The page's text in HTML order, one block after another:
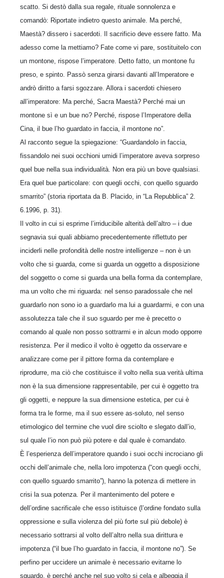
scatto. Si destò dalla sua regale, rituale sonnolenza e
comandò: Riportate indietro questo animale. Ma perché,
Maestà? dissero i sacerdoti. Il sacrificio deve essere fatto. Ma
adesso come la mettiamo? Fate come vi pare, sostituitelo con
un montone, rispose l’imperatore. Detto fatto, un montone fu
preso, e spinto. Passò senza girarsi davanti all’Imperatore e
andrò diritto a farsi sgozzare. Allora i sacerdoti chiesero
all’imperatore: Ma perché, Sacra Maestà? Perché mai un
montone sì e un bue no? Perché, rispose l’Imperatore della
Cina, il bue l’ho guardato in faccia, il montone no”.
Al racconto segue la spiegazione: “Guardandolo in faccia,
fissandolo nei suoi occhioni umidi l’imperatore aveva sorpreso
quel bue nella sua individualità. Non era più un bove qualsiasi.
Era quel bue particolare: con quegli occhi, con quello sguardo
smarrito” (storia riportata da B. Placido, in “La Repubblica” 2.
6.1996, p. 31).
Il volto in cui si esprime l’irriducibile alterità dell’altro – i due
segnavia sui quali abbiamo precedentemente riflettuto per
inciderli nelle profondità delle nostre intelligenze – non è un
volto che si guarda, come si guarda un oggetto a disposizione
del soggetto o come si guarda una bella forma da contemplare,
ma un volto che mi riguarda: nel senso paradossale che nel
guardarlo non sono io a guardarlo ma lui a guardarmi, e con una
assolutezza tale che il suo sguardo per me è precetto o
comando al quale non posso sottrarmi e in alcun modo opporre
resistenza. Per il medico il volto è oggetto da osservare e
analizzare come per il pittore forma da contemplare e
riprodurre, ma ciò che costituisce il volto nella sua verità ultima
non è la sua dimensione rappresentabile, per cui è oggetto tra
gli oggetti, e neppure la sua dimensione estetica, per cui è
forma tra le forme, ma il suo essere as-soluto, nel senso
etimologico del termine che vuol dire sciolto e slegato dall’io,
sul quale l’io non può più potere e dal quale è comandato.
È l’esperienza dell’imperatore quando i suoi occhi incrociano gli
occhi dell’animale che, nella loro impotenza (“con quegli occhi,
con quello sguardo smarrito”), hanno la potenza di mettere in
crisi la sua potenza. Per il mantenimento del potere e
dell’ordine sacrificale che esso istituisce (l’ordine fondato sulla
oppressione e sulla violenza del più forte sul più debole) è
necessario sottrarsi al volto dell’altro nella sua dirittura e
impotenza (“il bue l’ho guardato in faccia, il montone no”). Se
perfino per uccidere un animale è necessario evitarne lo
sguardo, è perché anche nel suo volto si cela e albeggia il